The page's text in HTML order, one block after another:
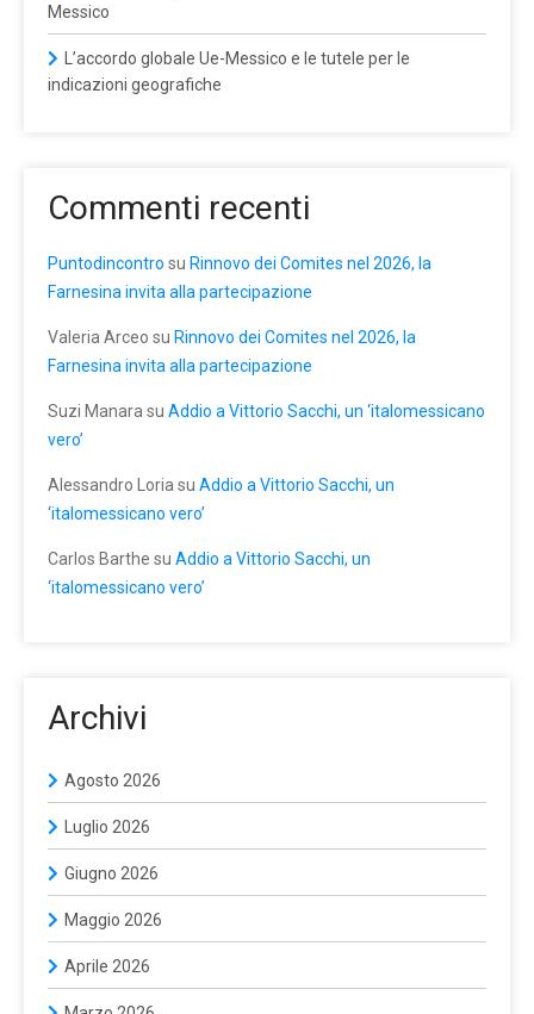
Messico
L’accordo globale Ue-Messico e le tutele per le
indicazioni geografiche
Commenti recenti
Puntodincontro su Rinnovo dei Comites nel 2026, la
Farnesina invita alla partecipazione
Valeria Arceo su Rinnovo dei Comites nel 2026, la
Farnesina invita alla partecipazione
Suzi Manara su Addio a Vittorio Sacchi, un ‘italomessicano
vero’
Alessandro Loria su Addio a Vittorio Sacchi, un
‘italomessicano vero’
Carlos Barthe su Addio a Vittorio Sacchi, un
‘italomessicano vero’
Archivi
Agosto 2026
Luglio 2026
Giugno 2026
Maggio 2026
Aprile 2026